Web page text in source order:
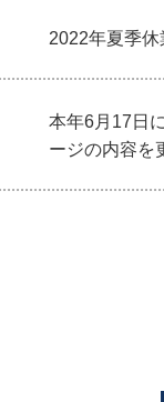
2022年夏季
本年6月17日
ージの内容を